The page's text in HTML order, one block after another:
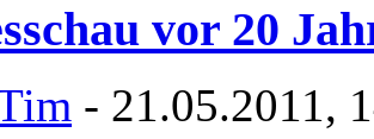
vor 20
- 21.05.2011,